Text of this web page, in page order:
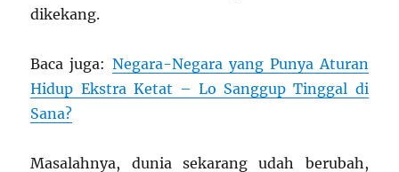
dikekang.
Baca juga: Negara-Negara yang Punya Aturan
Hidup Ekstra Ketat – Lo Sanggup Tinggal di
Sana?
Masalahnya, dunia sekarang udah berubah,